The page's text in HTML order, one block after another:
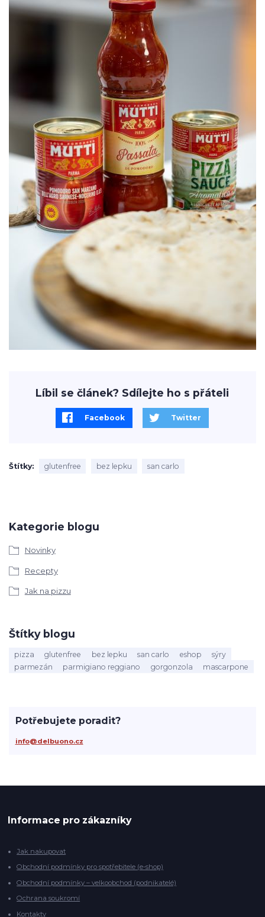
Kategorie blogu
Novinky
Recepty
Jak na pizzu
Štítky blogu
pizza glutenfree bez lepku san carlo eshop
sýry
parmezán
parmigiano reggiano gorgonzola mascarpone
Potřebujete poradit?
info@delbuono.cz
Líbil se článek? Sdílejte ho s přáteli
Facebook Twitter
Štítky glutenfree bez lepku san carlo
Informace pro zákazníky
Jak nakupovat
Obchodní podmínky pro spotřebitele (e-shop)
Obchodní podmínky – velkoobchod (podnikatelé)
Ochrana soukromí
Kontakty